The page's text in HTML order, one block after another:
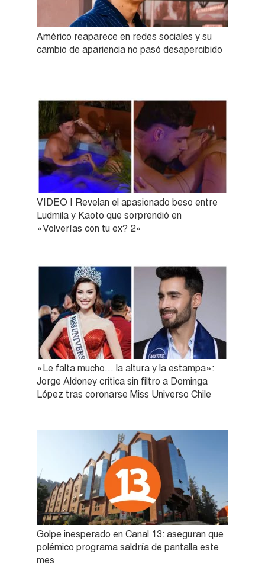
Américo reaparece en redes sociales y su
cambio de apariencia no pasó desapercibido
VIDEO | Revelan el apasionado beso entre
Ludmila y Kaoto que sorprendió en
«Volverías con tu ex? 2»
«Le falta mucho… la altura y la estampa»:
Jorge Aldoney critica sin filtro a Dominga
López tras coronarse Miss Universo Chile
Golpe inesperado en Canal 13: aseguran que
polémico programa saldría de pantalla este
mes